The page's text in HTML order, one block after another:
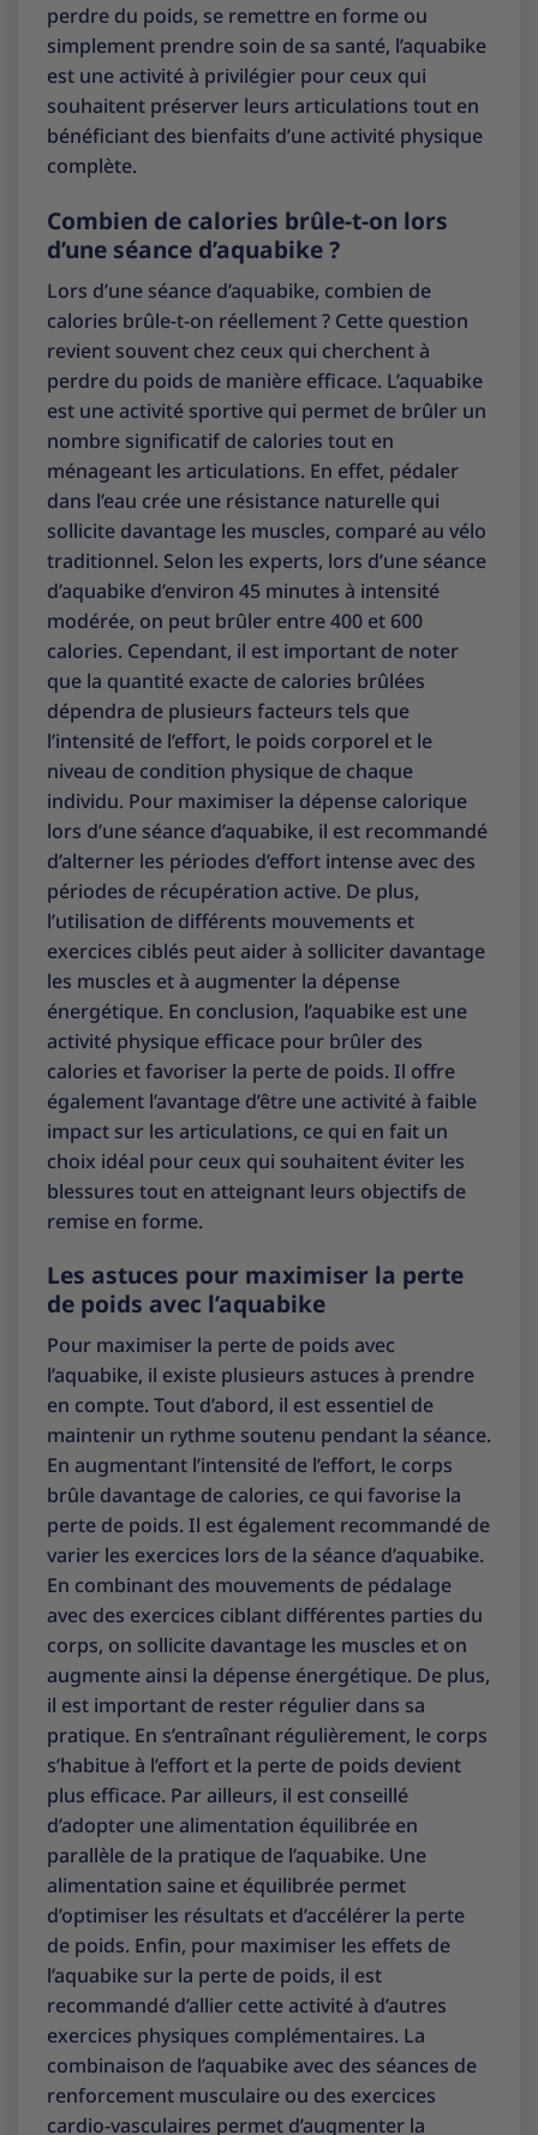
perdre du poids, se remettre en forme ou
simplement prendre soin de sa santé, l’aquabike
est une activité à privilégier pour ceux qui
souhaitent préserver leurs articulations tout en
bénéficiant des bienfaits d’une activité physique
complète.
Combien de calories brûle-t-on lors
d’une séance d’aquabike ?
Lors d’une séance d’aquabike, combien de
calories brûle-t-on réellement ? Cette question
revient souvent chez ceux qui cherchent à
perdre du poids de manière efficace. L’aquabike
est une activité sportive qui permet de brûler un
nombre significatif de calories tout en
ménageant les articulations. En effet, pédaler
dans l’eau crée une résistance naturelle qui
sollicite davantage les muscles, comparé au vélo
traditionnel. Selon les experts, lors d’une séance
d’aquabike d’environ 45 minutes à intensité
modérée, on peut brûler entre 400 et 600
calories. Cependant, il est important de noter
que la quantité exacte de calories brûlées
dépendra de plusieurs facteurs tels que
l’intensité de l’effort, le poids corporel et le
niveau de condition physique de chaque
individu. Pour maximiser la dépense calorique
lors d’une séance d’aquabike, il est recommandé
d’alterner les périodes d’effort intense avec des
périodes de récupération active. De plus,
l’utilisation de différents mouvements et
exercices ciblés peut aider à solliciter davantage
les muscles et à augmenter la dépense
énergétique. En conclusion, l’aquabike est une
activité physique efficace pour brûler des
calories et favoriser la perte de poids. Il offre
également l’avantage d’être une activité à faible
impact sur les articulations, ce qui en fait un
choix idéal pour ceux qui souhaitent éviter les
blessures tout en atteignant leurs objectifs de
remise en forme.
Les astuces pour maximiser la perte
de poids avec l’aquabike
Pour maximiser la perte de poids avec
l’aquabike, il existe plusieurs astuces à prendre
en compte. Tout d’abord, il est essentiel de
maintenir un rythme soutenu pendant la séance.
En augmentant l’intensité de l’effort, le corps
brûle davantage de calories, ce qui favorise la
perte de poids. Il est également recommandé de
varier les exercices lors de la séance d’aquabike.
En combinant des mouvements de pédalage
avec des exercices ciblant différentes parties du
corps, on sollicite davantage les muscles et on
augmente ainsi la dépense énergétique. De plus,
il est important de rester régulier dans sa
pratique. En s’entraînant régulièrement, le corps
s’habitue à l’effort et la perte de poids devient
plus efficace. Par ailleurs, il est conseillé
d’adopter une alimentation équilibrée en
parallèle de la pratique de l’aquabike. Une
alimentation saine et équilibrée permet
d’optimiser les résultats et d’accélérer la perte
de poids. Enfin, pour maximiser les effets de
l’aquabike sur la perte de poids, il est
recommandé d’allier cette activité à d’autres
exercices physiques complémentaires. La
combinaison de l’aquabike avec des séances de
renforcement musculaire ou des exercices
cardio-vasculaires permet d’augmenter la